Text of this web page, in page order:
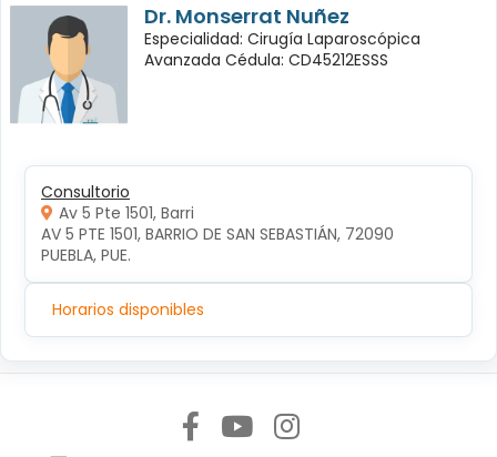
Dr. Monserrat Nuñez
Especialidad: Cirugía Laparoscópica
Avanzada Cédula: CD45212ESSS
Consultorio
Av 5 Pte 1501, Barri
AV 5 PTE 1501, BARRIO DE SAN SEBASTIÁN, 72090
PUEBLA, PUE.
Horarios disponibles